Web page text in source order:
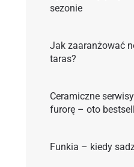
sezonie
Jak zaaranżować
taras?
Ceramiczne
furorę – oto
Funkia – kiedy